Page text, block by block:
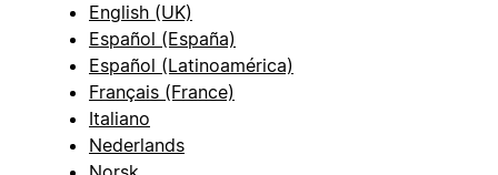
English (UK)
Español (España)
Español (Latinoamérica)
Français (France)
Italiano
Nederlands